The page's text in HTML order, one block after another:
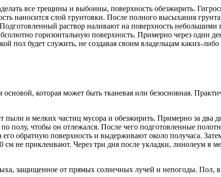
все трещины и выбоины, поверхность обезжирить.
наносится слой грунтовки. После полного высыхания
раствор наливают на поверхность небольшими
горизонтальную поверхность. Примерно через один
пол будет служить, не создавая своим владельцам каких-
которая может быть тканевая или безосновная.
пыли и мелких частиц мусора и обезжирить. Примерно за два
полу, чтобы он отлежался. После чего подготовленные
обратную поверхность и выдерживают около получаса.
не приклеивают. Через три дня после укладки, линолеум в
защищенное от прямых солнечных лучей и непогоды. Пол,